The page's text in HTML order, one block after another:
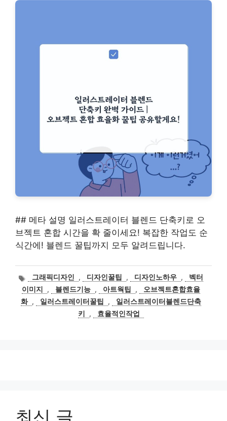
## 메타 설명 일러스트레이터 블렌드 단축키로 오
브젝트 혼합 시간을 확 줄이세요! 복잡한 작업도 순
식간에! 블렌드 꿀팁까지 모두 알려드립니다.
태
그
그래픽디자인 , 디자인꿀팁 , 디자인노하우 ,
벡터
이미지
, 블렌드기능 , 아트웍팁 ,
오브젝트혼합효율
화 , 일러스트레이터꿀팁 ,
일러스트레이터블렌드단축
키
, 효율적인작업
최신 글